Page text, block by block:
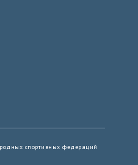
спортивных федераций